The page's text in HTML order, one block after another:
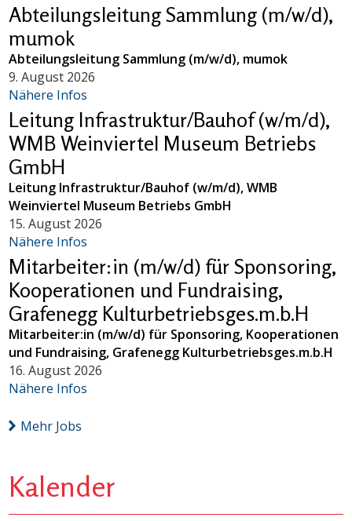
Abteilungsleitung Sammlung (m/w/d),
mumok
Abteilungsleitung Sammlung (m/w/d), mumok
9. August 2026
Nähere Infos
Leitung Infrastruktur/Bauhof (w/m/d),
WMB Weinviertel Museum Betriebs
GmbH
Leitung Infrastruktur/Bauhof (w/m/d), WMB
Weinviertel Museum Betriebs GmbH
15. August 2026
Nähere Infos
Mitarbeiter:in (m/w/d) für Sponsoring,
Kooperationen und Fundraising,
Grafenegg Kulturbetriebsges.m.b.H
Mitarbeiter:in (m/w/d) für Sponsoring, Kooperationen
und Fundraising, Grafenegg Kulturbetriebsges.m.b.H
16. August 2026
Nähere Infos
Mehr Jobs
Kalender